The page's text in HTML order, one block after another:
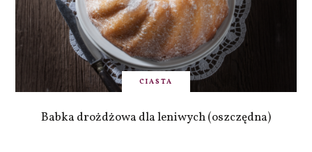
CIASTA
Babka drożdżowa dla leniwych (oszczędna)